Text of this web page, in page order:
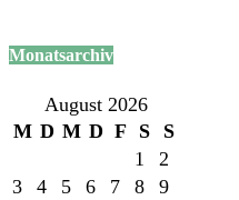
Monatsarchiv
August 2026
M D M D F S
S
1
2
3
4 5 6 7 8
9